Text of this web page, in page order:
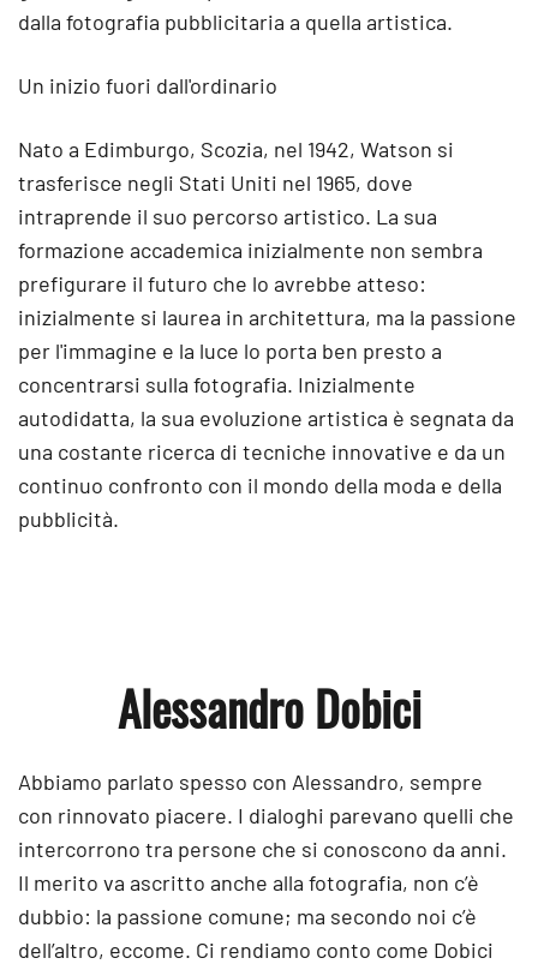
dalla fotografia pubblicitaria a quella artistica.
Un inizio fuori dall'ordinario
Nato a Edimburgo, Scozia, nel 1942, Watson si
trasferisce negli Stati Uniti nel 1965, dove
intraprende il suo percorso artistico. La sua
formazione accademica inizialmente non sembra
prefigurare il futuro che lo avrebbe atteso:
inizialmente si laurea in architettura, ma la passione
per l'immagine e la luce lo porta ben presto a
concentrarsi sulla fotografia. Inizialmente
autodidatta, la sua evoluzione artistica è segnata da
una costante ricerca di tecniche innovative e da un
continuo confronto con il mondo della moda e della
pubblicità.
Alessandro Dobici
Abbiamo parlato spesso con Alessandro, sempre
con rinnovato piacere. I dialoghi parevano quelli che
intercorrono tra persone che si conoscono da anni.
Il merito va ascritto anche alla fotografia, non c’è
dubbio: la passione comune; ma secondo noi c’è
dell’altro, eccome. Ci rendiamo conto come Dobici